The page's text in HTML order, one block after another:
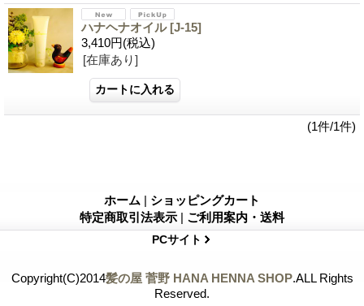
ハナヘナオイル[J-15]
3,410円(税込)
[在庫あり]
(1件/1件)
ホーム | ショッピングカート
特定商取引法表示 | ご利用案内・送料
PCサイト
Copyright(C)2014髪の屋 菅野 HANA HENNA SHOP.ALL Rights
Reserved.